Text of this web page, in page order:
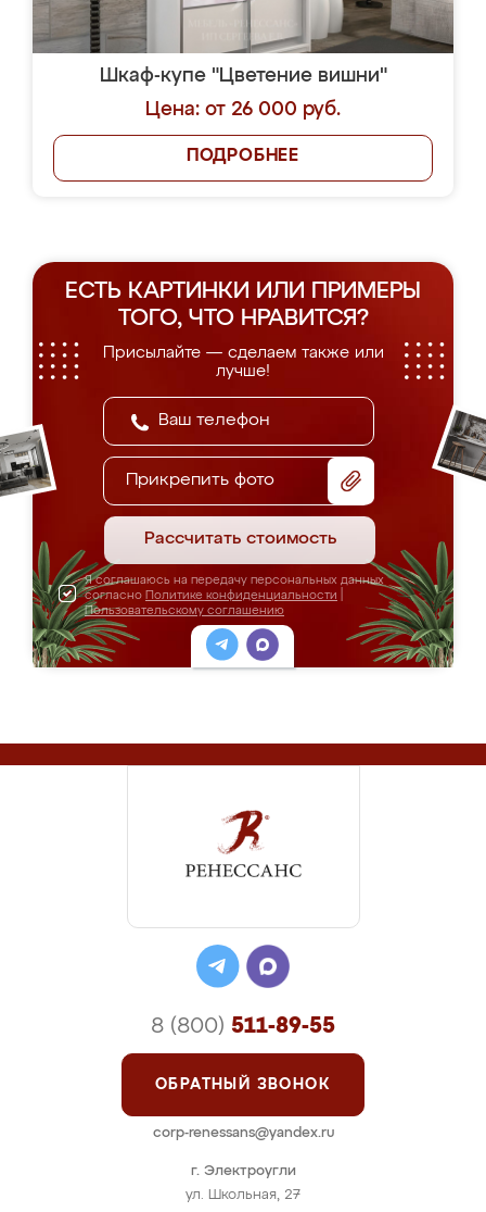
Шкаф-купе "Цветение вишни"
Цена: от 26 000 руб.
ПОДРОБНЕЕ
ЕСТЬ КАРТИНКИ ИЛИ ПРИМЕРЫ
ТОГО, ЧТО НРАВИТСЯ?
Присылайте — сделаем также или
лучше!
Прикрепить фото
Рассчитать стоимость
Я соглашаюсь на передачу персональных данных
согласно Политике конфиденциальности
Пользовательскому соглашению
г. Электроугли
ул. Школьная, 27
8 (800) 511-89-55
ОБРАТНЫЙ ЗВОНОК
corp-renessans@yandex.ru